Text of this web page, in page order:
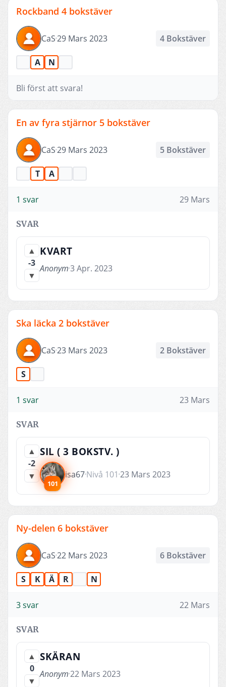
Rockband 4 bokstäver
CaS29 Mars 2023 4 Bokstäver
A N
Bli först att svara!
En av fyra stjärnor 5 bokstäver
CaS29 Mars 2023 5 Bokstäver
T A
1 svar 29 Mars
SVAR
▲
-3
▼
KVART
Anonym3 Apr. 2023
Ska läcka 2 bokstäver
CaS23 Mars 2023 2 Bokstäver
S
1 svar 23 Mars
SVAR
▲
-2
▼
SIL ( 3 BOKSTV. )
101
isa67Nivå 101 23 Mars 2023
Ny-delen 6 bokstäver
CaS22 Mars 2023 6 Bokstäver
S K Ä R N
3 svar 22 Mars
SVAR
▲
0
▼
SKÄRAN
Anonym22 Mars 2023